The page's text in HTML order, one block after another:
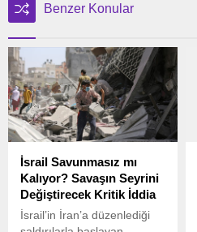
Benzer Konular
İsrail Savunmasız mı
Kalıyor? Savaşın Seyrini
Değiştirecek Kritik İddia
İsrail’in İran’a düzenlediği